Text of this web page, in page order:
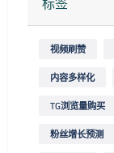
视频刷赞
内容多样化
TG浏览量购买
粉丝增长预测